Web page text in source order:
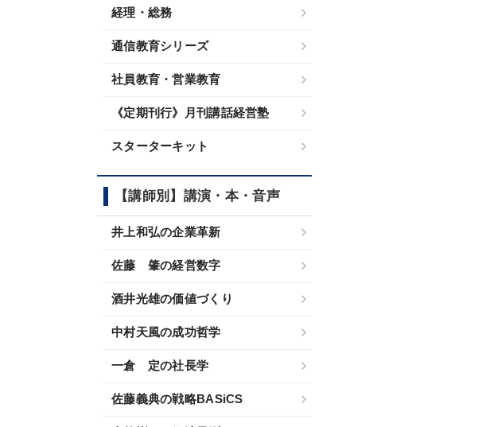
経理・総務
通信教育シリーズ
社員教育・営業教育
《定期刊行》月刊講話経営塾
スターターキット
【講師別】講演・本・音声
井上和弘の企業革新
佐藤 肇の経営数字
酒井光雄の価値づくり
中村天風の成功哲学
一倉 定の社長学
佐藤義典の戦略BASiCS